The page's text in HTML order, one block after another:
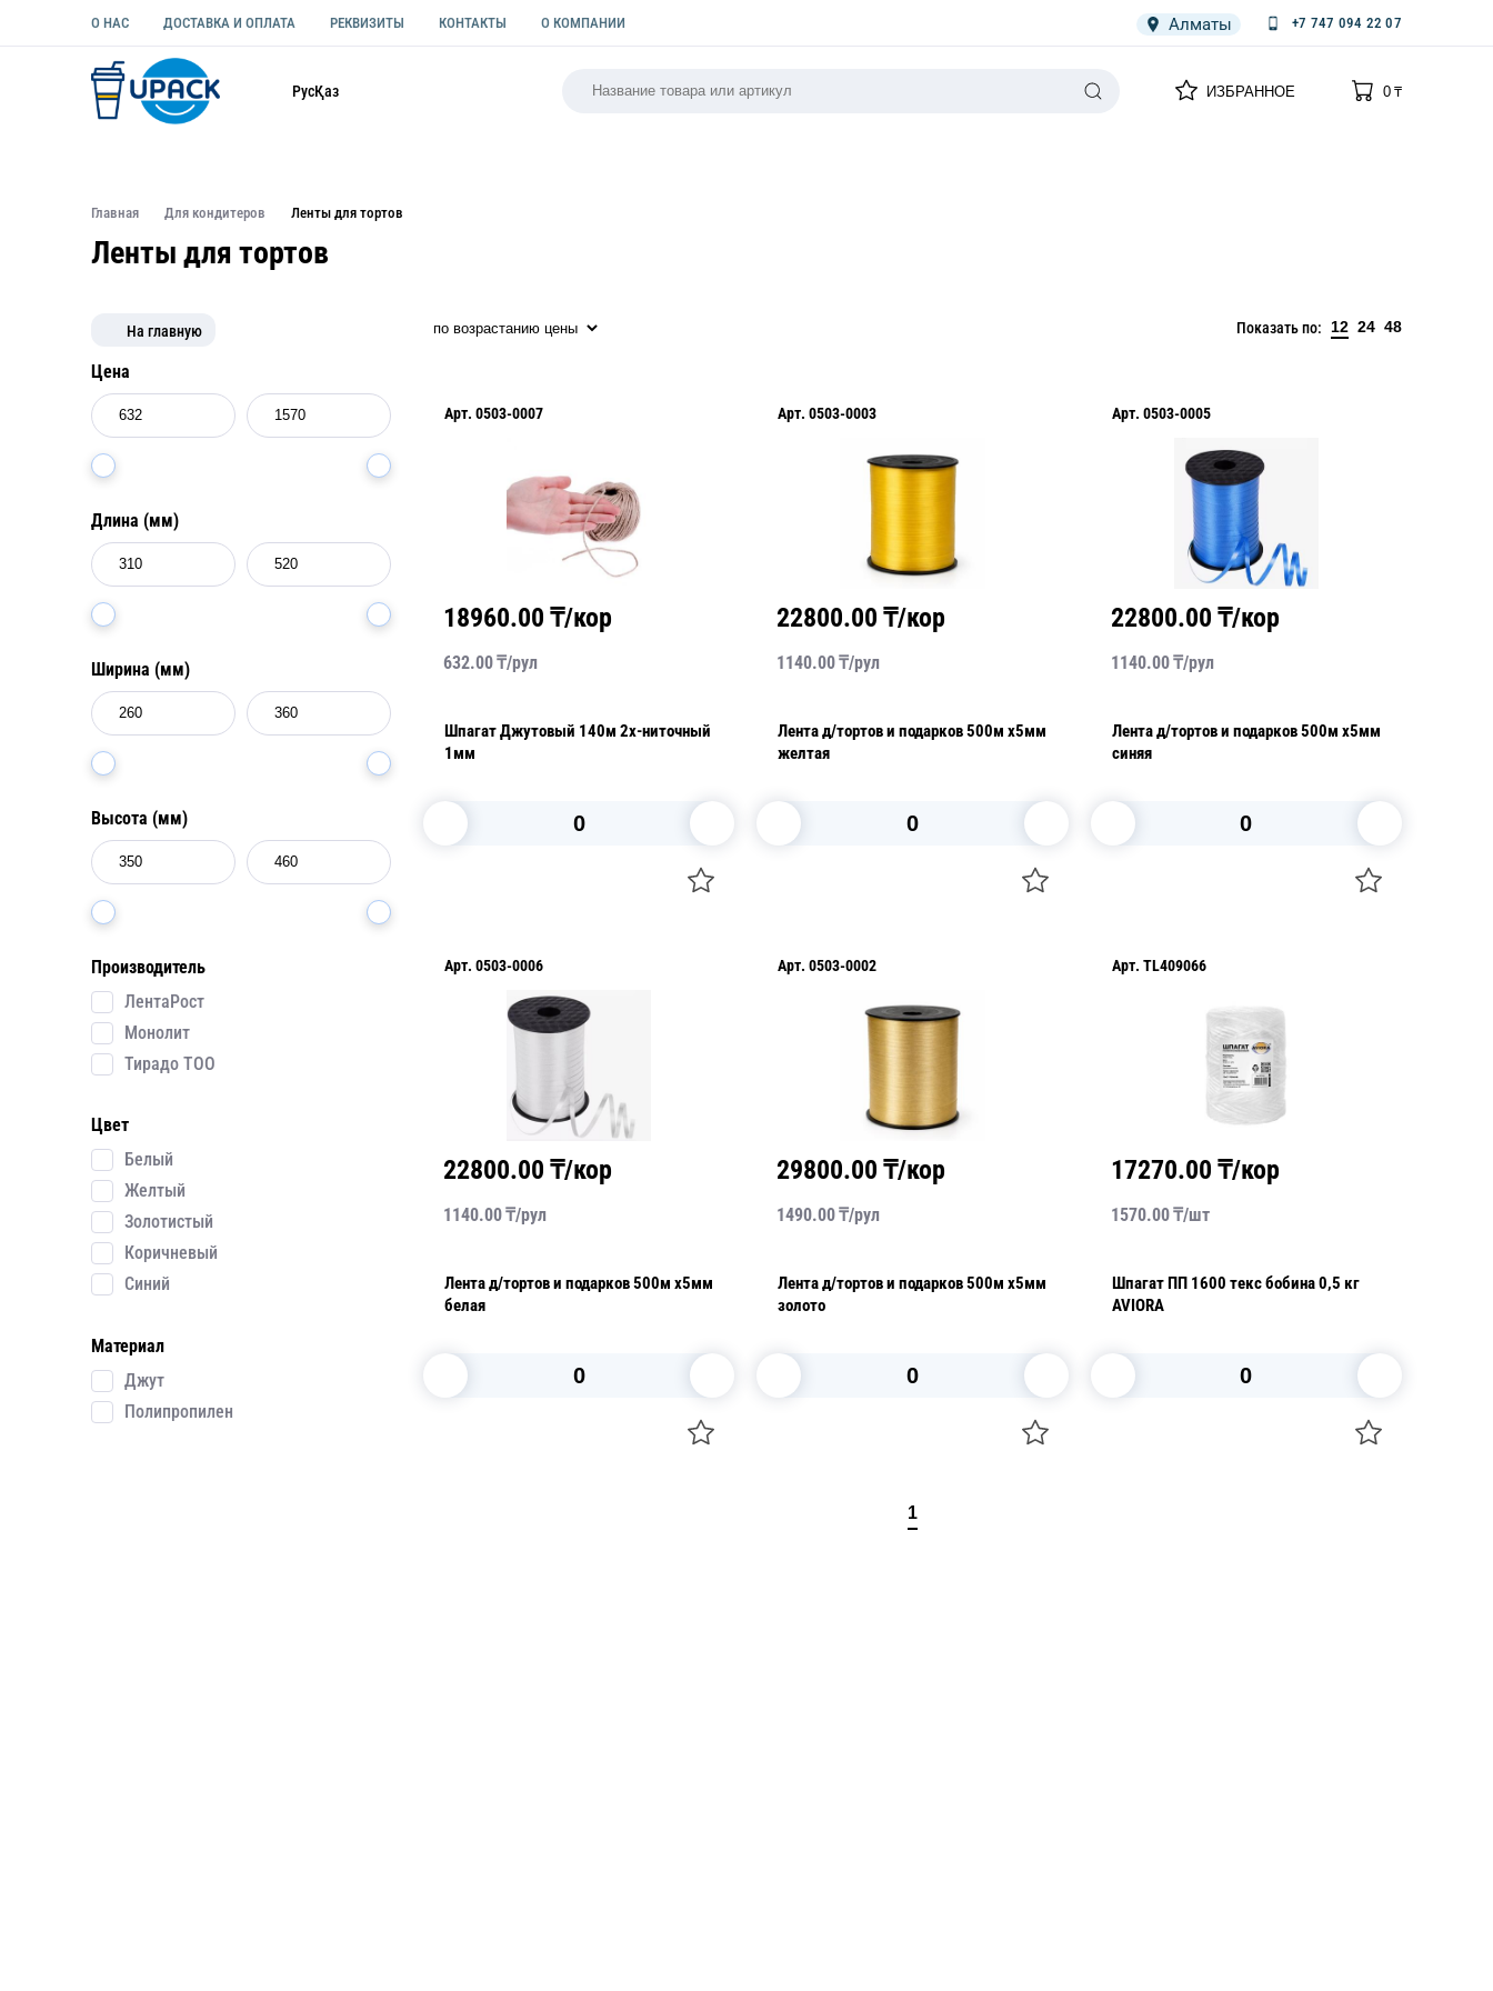
О НАС ДОСТАВКА И ОПЛАТА РЕКВИЗИТЫ КОНТАКТЫ О КОМПАНИИ Алматы +7 747 094 22 07
РусҚаз ИЗБРАННОЕ
0
0₸
Главная Для кондитеров Ленты для тортов
Ленты для тортов
На главную
Цена
Длина (мм)
Ширина (мм)
Высота (мм)
Производитель
ЛентаРост
Монолит
Тирадо ТОО
Цвет
Белый
Желтый
Золотистый
Коричневый
Синий
Материал
Джут
Полипропилен
Показать по: 12 24 48
Арт. 0503-0007
18960.00 ₸/кор
632.00₸/рул
Шпагат Джутовый 140м 2х-ниточный
1мм
Арт.0503-0003
22800.00 ₸/кор
1140.00₸/рул
Лента д/тортов и подарков 500м х5мм
желтая
Арт. 0503-0005
22800.00 ₸/кор
1140.00₸/рул
Лента д/тортов и подарков 500м х5мм
синяя
Арт. 0503-0006
22800.00 ₸/кор
1140.00₸/рул
Лента д/тортов и подарков 500м х5мм
белая
Арт.0503-0002
29800.00 ₸/кор
1490.00₸/рул
Лента д/тортов и подарков 500м х5мм
золото
Арт. TL409066
17270.00 ₸/кор
1570.00₸/шт
Шпагат ПП 1600 текс бобина 0,5 кг
AVIORA
1